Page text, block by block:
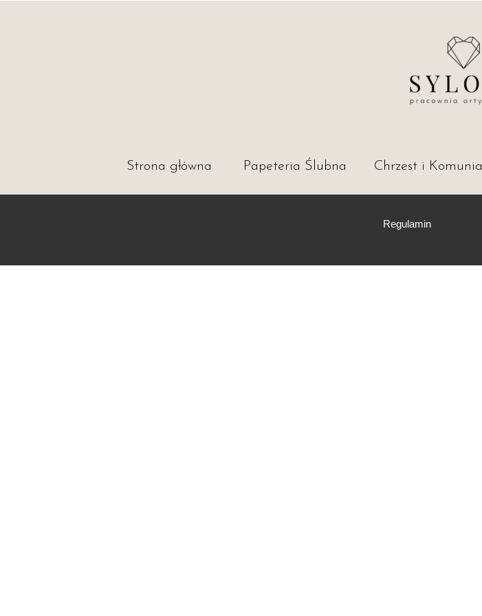
Strona główna Papeteria Ślubna
Zaproszenia Ślubne
Dodatki
Chrzest i Komunia
Regulamin